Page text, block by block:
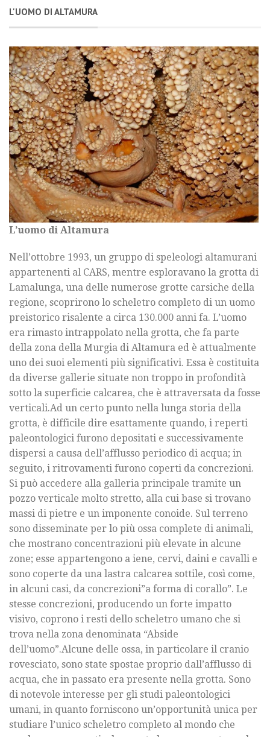
L'UOMO DI ALTAMURA
L’uomo di Altamura
Nell’ottobre 1993, un gruppo di speleologi altamurani
appartenenti al CARS, mentre esploravano la grotta di
Lamalunga, una delle numerose grotte carsiche della
regione, scoprirono lo scheletro completo di un uomo
preistorico risalente a circa 130.000 anni fa. L’uomo
era rimasto intrappolato nella grotta, che fa parte
della zona della Murgia di Altamura ed è attualmente
uno dei suoi elementi più significativi. Essa è costituita
da diverse gallerie situate non troppo in profondità
sotto la superficie calcarea, che è attraversata da fosse
verticali.Ad un certo punto nella lunga storia della
grotta, è difficile dire esattamente quando, i reperti
paleontologici furono depositati e successivamente
dispersi a causa dell’afflusso periodico di acqua; in
seguito, i ritrovamenti furono coperti da concrezioni.
Si può accedere alla galleria principale tramite un
pozzo verticale molto stretto, alla cui base si trovano
massi di pietre e un imponente conoide. Sul terreno
sono disseminate per lo più ossa complete di animali,
che mostrano concentrazioni più elevate in alcune
zone; esse appartengono a iene, cervi, daini e cavalli e
sono coperte da una lastra calcarea sottile, così come,
in alcuni casi, da concrezioni”a forma di corallo”. Le
stesse concrezioni, producendo un forte impatto
visivo, coprono i resti dello scheletro umano che si
trova nella zona denominata “Abside
dell’uomo”.Alcune delle ossa, in particolare il cranio
rovesciato, sono state spostae proprio dall’afflusso di
acqua, che in passato era presente nella grotta. Sono
di notevole interesse per gli studi paleontologici
umani, in quanto forniscono un’opportunità unica per
studiare l’unico scheletro completo al mondo che